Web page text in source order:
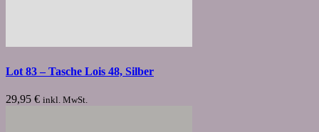
Lot 83 – Tasche Lois 48, Silber
29,95 € inkl. MwSt.